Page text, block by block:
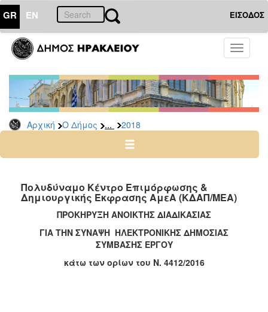
GR EN ΕΙΣΟΔΟΣ
Toggle
Αρχική Ο Δήμος ... 2018
ΔΗΜΟΣ
Διακηρύξεις
-
Δημοπρασίες
Αρχείο
2025
2023
2022
2021
2019
Πολυδύναμο Κέντρο Επιμόρφωσης &
Δημιουργικής Έκφρασης ΑμεΑ (ΚΔΑΠ/ΜΕΑ)
ΠΡΟΚΗΡΥΞΗ ΑΝΟΙΚΤΗΣ ΔΙΑΔΙΚΑΣΙΑΣ
ΓΙΑ ΤΗΝ ΣΥΝΑΨΗ ΗΛΕΚΤΡΟΝΙΚΗΣ ΔΗΜΟΣΙΑΣ
ΣΥΜΒΑΣΗΣ ΕΡΓΟΥ
κάτω των ορίων του Ν. 4412/2016